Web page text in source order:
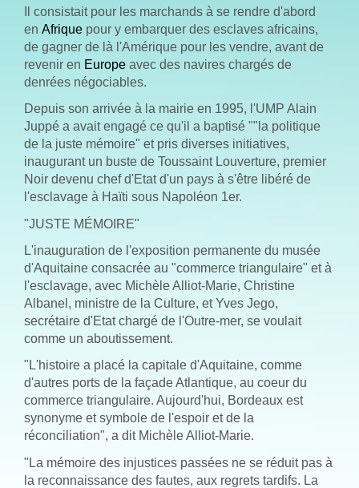
Il consistait pour les marchands à se rendre d'abord
en Afrique pour y embarquer des esclaves africains,
de gagner de là l'Amérique pour les vendre, avant de
revenir en Europe avec des navires chargés de
denrées négociables.
Depuis son arrivée à la mairie en 1995, l'UMP Alain
Juppé a avait engagé ce qu'il a baptisé ""la politique
de la juste mémoire" et pris diverses initiatives,
inaugurant un buste de Toussaint Louverture, premier
Noir devenu chef d'Etat d'un pays à s'être libéré de
l'esclavage à Haïti sous Napoléon 1er.
"JUSTE MÉMOIRE"
L'inauguration de l'exposition permanente du musée
d'Aquitaine consacrée au "commerce triangulaire" et à
l'esclavage, avec Michèle Alliot-Marie, Christine
Albanel, ministre de la Culture, et Yves Jego,
secrétaire d'Etat chargé de l'Outre-mer, se voulait
comme un aboutissement.
"L'histoire a placé la capitale d'Aquitaine, comme
d'autres ports de la façade Atlantique, au coeur du
commerce triangulaire. Aujourd'hui, Bordeaux est
synonyme et symbole de l'espoir et de la
réconciliation", a dit Michèle Alliot-Marie.
"La mémoire des injustices passées ne se réduit pas à
la reconnaissance des fautes, aux regrets tardifs. La